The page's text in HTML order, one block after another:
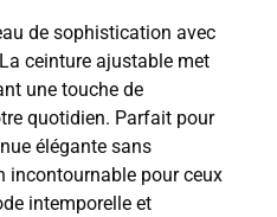
de sophistication avec
ceinture ajustable met
une touche de
quotidien. Parfait pour
élégante sans
incontournable pour ceux
intemporelle et